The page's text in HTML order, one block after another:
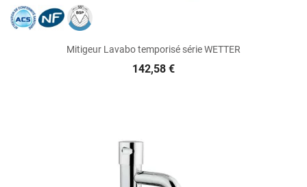
Mitigeur Lavabo temporisé série WETTER
142,58 €